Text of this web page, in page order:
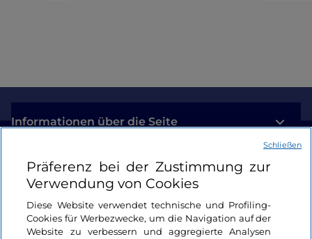
Informationen über die Seite
Nützliche Links
Login
Bleiben wir in Kontakt
Präferenz bei der Zustimmung zur
Verwendung von Cookies
Diese Website verwendet technische und Profiling-
Cookies für Werbezwecke, um die Navigation auf der
Website zu verbessern und aggregierte Analysen
Schließen